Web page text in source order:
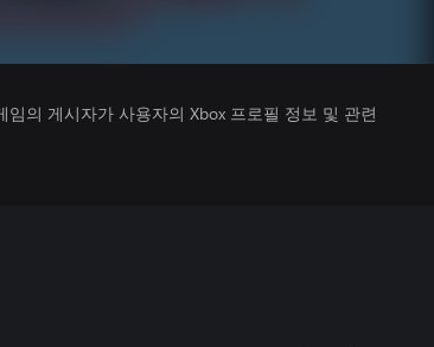
의 게시자가 사용자의 Xbox 프로필 정보 및 관련